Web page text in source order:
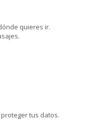
quieres ir.
tus datos.